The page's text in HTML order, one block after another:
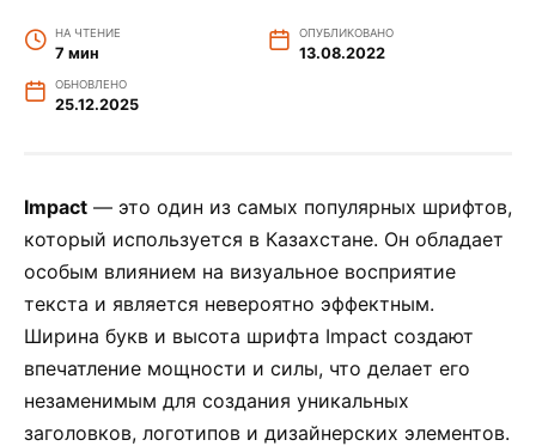
НА ЧТЕНИЕ
7 мин
ОПУБЛИКОВАНО
13.08.2022
ОБНОВЛЕНО
25.12.2025
Impact — это один из самых популярных шрифтов,
который используется в Казахстане. Он обладает
особым влиянием на визуальное восприятие
текста и является невероятно эффектным.
Ширина букв и высота шрифта Impact создают
впечатление мощности и силы, что делает его
незаменимым для создания уникальных
заголовков, логотипов и дизайнерских элементов.